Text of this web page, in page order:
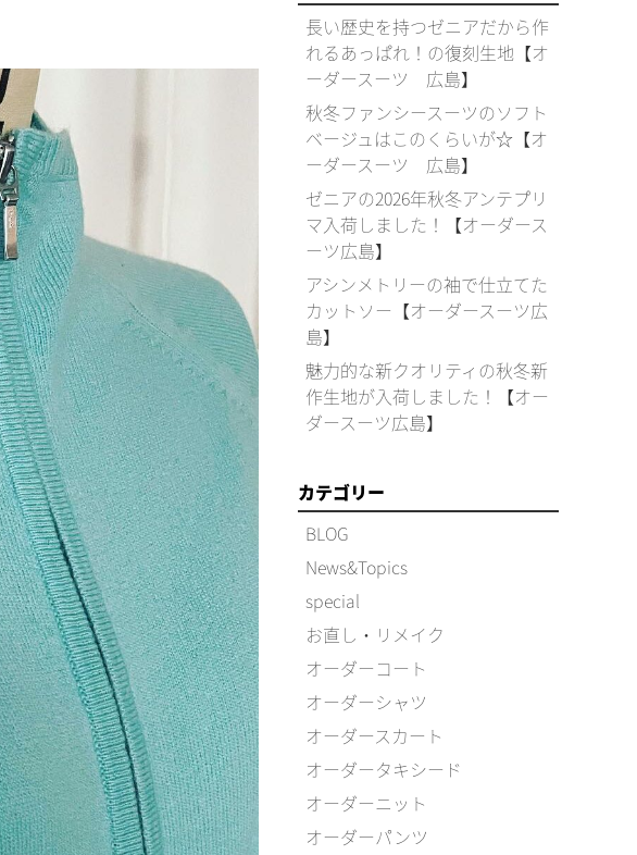
長い歴史を持つゼニアだから作
れるあっぱれ！の復刻生地【オ
ーダースーツ 広島】
秋冬ファンシースーツのソフト
ベージュはこのくらいが☆【オ
ーダースーツ 広島】
ゼニアの2026年秋冬アンテプリ
マ入荷しました！【オーダース
ーツ広島】
アシンメトリーの袖で仕立てた
カットソー【オーダースーツ広
島】
魅力的な新クオリティの秋冬新
作生地が入荷しました！【オー
ダースーツ広島】
カテゴリー
BLOG
News&Topics
special
お直し・リメイク
オーダーコート
オーダーシャツ
オーダースカート
オーダータキシード
オーダーニット
オーダーパンツ